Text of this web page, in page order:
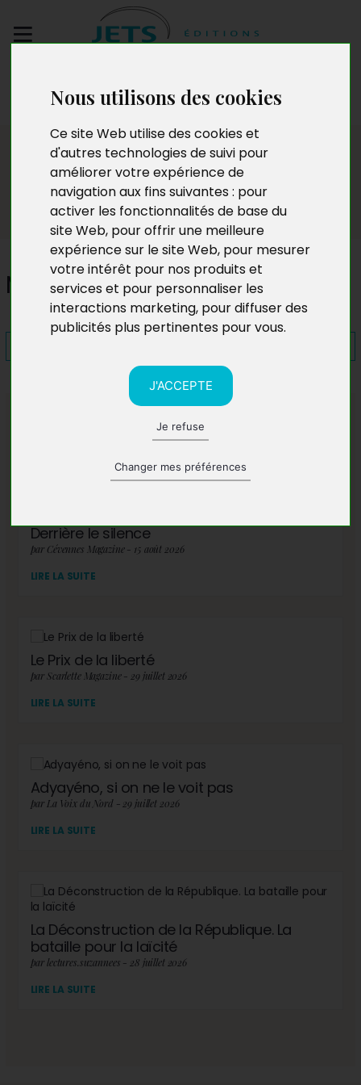
Nous utilisons des cookies
Ce site Web utilise des cookies et
d'autres technologies de suivi pour
améliorer votre expérience de
navigation aux fins suivantes : pour
activer les fonctionnalités de base du
site Web, pour offrir une meilleure
expérience sur le site Web, pour mesurer
votre intérêt pour nos produits et
services et pour personnaliser les
interactions marketing, pour diffuser des
publicités plus pertinentes pour vous.
J'ACCEPTE
Je refuse
Changer mes préférences
manuscrit
Presse
Mon corps pour une coupe
A lire également
Derrière le silence
par Cévennes Magazine - 15 août 2026
LIRE LA SUITE
Le Prix de la liberté
par Scarlette Magazine - 29 juillet 2026
LIRE LA SUITE
Adyayéno, si on ne le voit pas
par La Voix du Nord - 29 juillet 2026
LIRE LA SUITE
La Déconstruction de la République. La
bataille pour la laïcité
par lectures.suzannees - 28 juillet 2026
LIRE LA SUITE